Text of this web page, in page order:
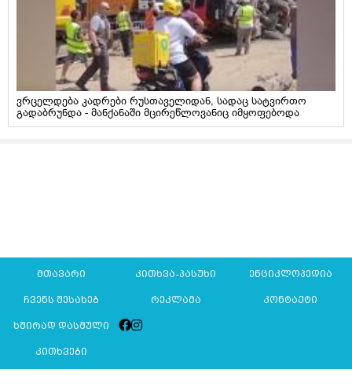
ვრცელდება კადრები რუსთაველიდან, სადაც სატვირთო
გადაბრუნდა - მანქანაში მცირეწლოვანიც იმყოფებოდა
მთავარი კითხვა-პასუხი ენციკლოპედია
ჩვენს შესახებ რეკლამა კონტაქტი
ხშირად დასმული
კითხვები